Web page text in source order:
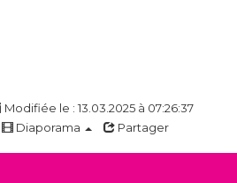
Modifiée le : 13.03.2025 à 07:26:37
Diaporama Partager